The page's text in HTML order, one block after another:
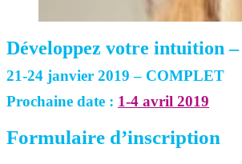
Développez votre intuition –
21-24 janvier 2019 – COMPLET
Prochaine date : 1-4 avril 2019
Formulaire d’inscription